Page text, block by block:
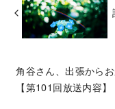
角谷さん、出張から
【第101回放送内容】